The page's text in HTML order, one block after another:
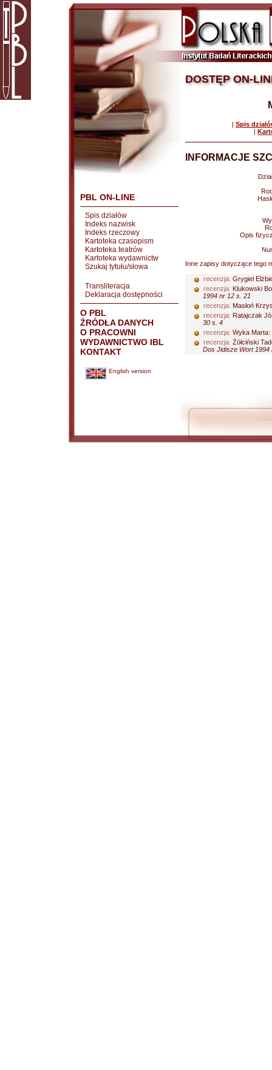
PBL ON-LINE
Spis działów
Indeks nazwisk
Indeks rzeczowy
Kartoteka czasopism
Kartoteka teatrów
Kartoteka wydawnictw
Szukaj tytułu/słowa
Transliteracja
Deklaracja dostępności
O PBL
ŹRÓDŁA DANYCH
O PRACOWNI
WYDAWNICTWO IBL
KONTAKT
English version
DOSTĘP ON-
| Spis
|
INFORMACJE
Opis
Inne zapisy dotyczące tego
recenzja: Grygiel
recenzja: Klukowski
1994 nr 12 s. 21
recenzja: Masłoń
recenzja: Ratajczak
30 s. 4
recenzja: Wyka Marta:
recenzja: Żółciński
Dos Jidisze Wort 1994